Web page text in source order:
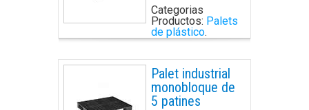
Categorias
Productos: Palets
de plástico.
Palet industrial
monobloque de
5 patines